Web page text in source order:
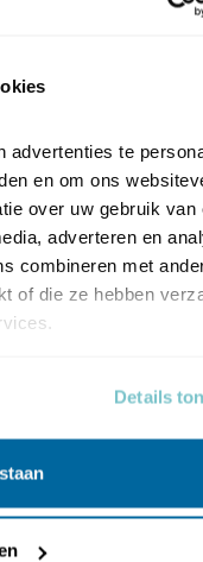
advertenties te
en om ons
over uw gebruik van
adverteren en
combineren met
of die ze hebben
Details
kun je doen